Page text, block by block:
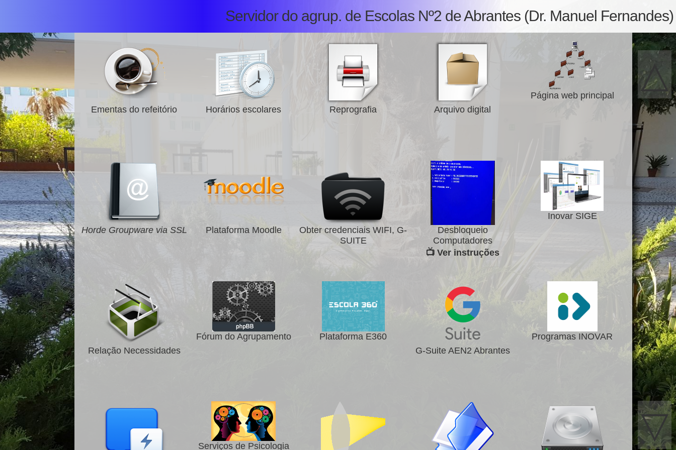
Servidor do agrup. de Escolas Nº2 de Abrantes (Dr. Manuel Fernandes)
Ementas do refeitório Horários escolares Reprografia Arquivo digital
Página web principal
Horde Groupware via SSL Plataforma Moodle
Obter credenciais WIFI, G-
SUITE
Desbloqueio
Computadores
📺 Ver instruções
Inovar SIGE
Relação Necessidades
Fórum do Agrupamento
Plataforma E360
G-Suite AEN2 Abrantes
Programas INOVAR
Serviços de Psicologia
△
▽